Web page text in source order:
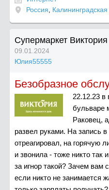
Россия
Калининградская
Супермаркет Виктория
09.01.2024
Юлия55555
Безобразное
22.12.23 в
бульваре
Раковец,
развел руками. На запись
отреагировал, на горячую
и звонила - тоже никто так
за игнор такой? Зачем вам
если никто не занимается